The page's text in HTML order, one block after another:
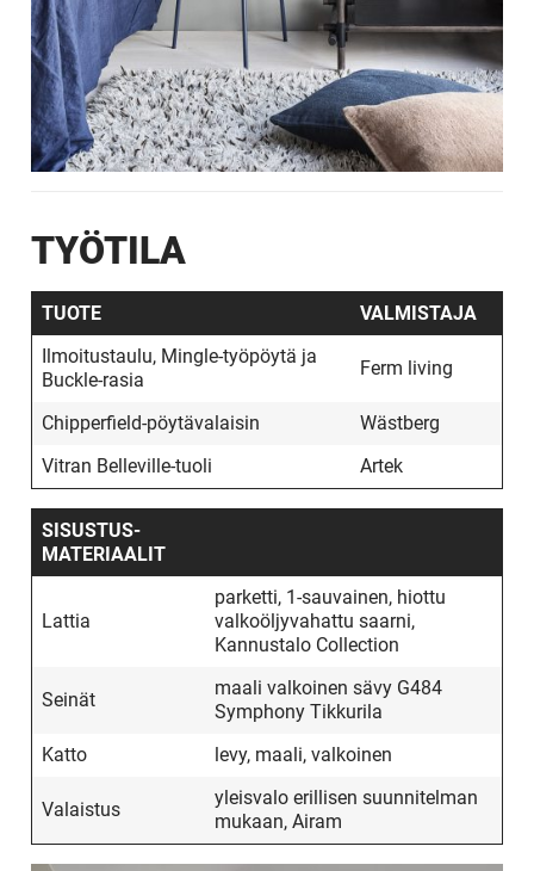
TYÖTILA
TUOTE
VALMISTAJA
Ilmoitustaulu, Mingle-työpöytä ja
Buckle-rasia
Ferm living
Chipperfield-pöytävalaisin
Wästberg
Vitran Belleville-tuoli
Artek
SISUSTUS­
MATERIAALIT
Lattia
parketti, 1-sauvainen, hiottu
valkoöljyvahattu saarni,
Kannustalo Collection
Seinät
maali valkoinen sävy G484
Symphony Tikkurila
Katto
levy, maali, valkoinen
Valaistus
yleisvalo erillisen suunnitelman
mukaan, Airam